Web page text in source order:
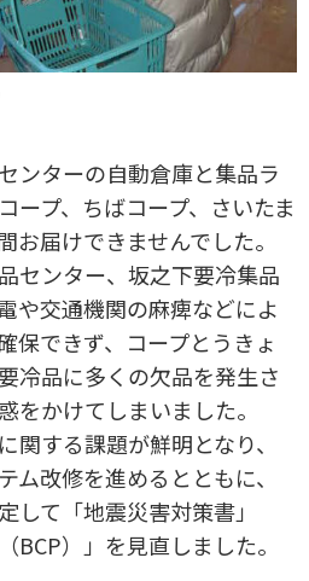
ンターの自動倉庫と集品ラ
ープ、ちばコープ、さいたま
お届けできませんでした。
センター、坂之下要冷集品
や交通機関の麻痺などによ
保できず、コープとうきょ
冷品に多くの欠品を発生さ
をかけてしまいました。
関する課題が鮮明となり、
ム改修を進めるとともに、
して「地震災害対策書」
BCP）」を見直しました。